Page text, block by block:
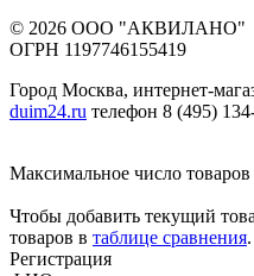
© 2026 ООО "АКВИЛАНО"
ОГРН 1197746155419
Город Москва, интернет-
duim24.ru телефон 8 (495)
Максимальное число товаров
Чтобы добавить текущий
товаров в таблице сравнения.
Регистрация